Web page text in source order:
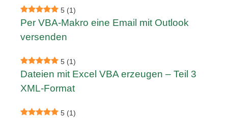
5 (1)
Per VBA-Makro eine Email mit Outlook
versenden
5 (1)
Dateien mit Excel VBA erzeugen – Teil 3
XML-Format
5 (1)